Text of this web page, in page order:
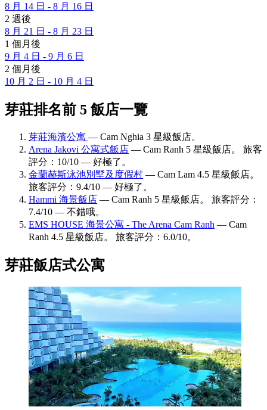
8 月 14 日 - 8 月 16 日
2 週後
8 月 21 日 - 8 月 23 日
1 個月後
9 月 4 日 - 9 月 6 日
2 個月後
10 月 2 日 - 10 月 4 日
芽莊排名前 5 飯店一覽
芽莊海濱公寓 — Cam Nghia 3 星級飯店。
Arena Jakovi 公寓式飯店 — Cam Ranh 5 星級飯店。 旅客
評分：10/10 — 好極了。
金蘭赫斯泳池別墅及度假村 — Cam Lam 4.5 星級飯店。
旅客評分：9.4/10 — 好極了。
Hammi 海景飯店 — Cam Ranh 5 星級飯店。 旅客評分：
7.4/10 — 不錯哦。
EMS HOUSE 海景公寓 - The Arena Cam Ranh — Cam
Ranh 4.5 星級飯店。 旅客評分：6.0/10。
芽莊飯店式公寓